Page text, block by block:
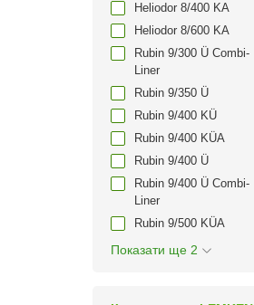
Heliodor 8/400 KA
Heliodor 8/600 KA
Rubin 9/300 Ü Combi-
Liner
Rubin 9/350 Ü
Rubin 9/400 KÜ
Rubin 9/400 KÜA
Rubin 9/400 Ü
Rubin 9/400 Ü Combi-
Liner
Rubin 9/500 KÜA
Показати ще 2